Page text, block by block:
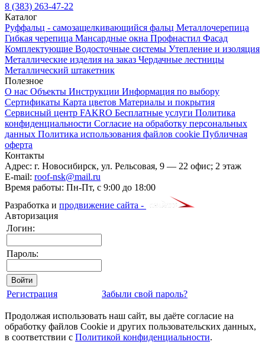
8 (383) 263-47-22
Каталог
Руффальц - самозащелкивающийся фальц Металлочерепица
Гибкая черепица Мансардные окна Профнастил Фасад
Комплектующие Водосточные системы Утепление и изоляция
Металлические изделия на заказ Чердачные лестницы
Металлический штакетник
Полезное
О нас Объекты Инструкции Информация по выбору
Сертификаты Карта цветов Материалы и покрытия
Сервисный центр FAKRO Бесплатные услуги Политика
конфиденциальности Согласие на обработку персональных
данных Политика использования файлов cookie Публичная
оферта
Контакты
Адрес: г. Новосибирск, ул. Рельсовая, 9 — 22 офис; 2 этаж
E-mail: roof-nsk@mail.ru
Время работы: Пн-Пт, с 9:00 до 18:00
Разработка и продвижение сайта -
Авторизация
Логин:
Пароль:
Регистрация Забыли свой пароль?
Продолжая использовать наш сайт, вы даёте согласие на
обработку файлов Cookie и других пользовательских данных,
в соответствии с Политикой конфиденциальности.